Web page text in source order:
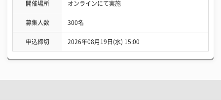
開催場所 オンラインにて実施
募集人数 300名
申込締切 2026年08月19日(水) 15:00